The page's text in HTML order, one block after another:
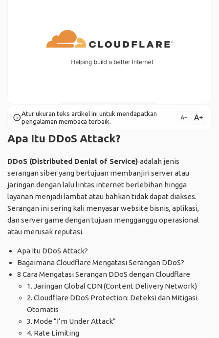
infoAtur ukuran teks artikel ini untuk mendapatkan
pengalaman membaca terbaik.
text_decrease text_increase
Apa Itu DDoS Attack?
DDoS (Distributed Denial of Service) adalah jenis
serangan siber yang bertujuan membanjiri server atau
jaringan dengan lalu lintas internet berlebihan hingga
layanan menjadi lambat atau bahkan tidak dapat diakses.
Serangan ini sering kali menyasar website bisnis, aplikasi,
dan server game dengan tujuan mengganggu operasional
atau merusak reputasi.
Apa Itu DDoS Attack?
Bagaimana Cloudflare Mengatasi Serangan DDoS?
8 Cara Mengatasi Serangan DDoS dengan Cloudflare
1. Jaringan Global CDN (Content Delivery Network)
2. Cloudflare DDoS Protection: Deteksi dan Mitigasi
Otomatis
3. Mode “I’m Under Attack”
4. Rate Limiting